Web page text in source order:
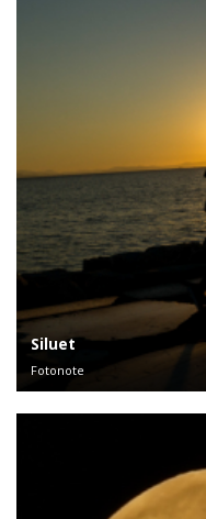
Siluet
Fotonote